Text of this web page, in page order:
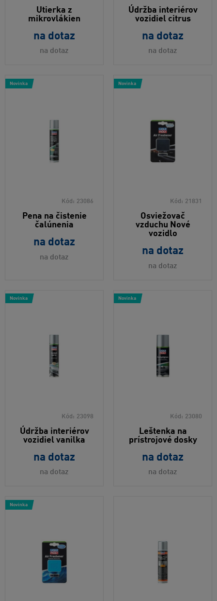
Utierka z
mikrovlákien
na dotaz
na dotaz
Údržba interiérov
vozidiel citrus
na dotaz
na dotaz
Kód: 23086
Pena na čistenie
čalúnenia
na dotaz
na dotaz
Novinka
Kód: 21831
Osviežovač
vzduchu Nové
vozidlo
na dotaz
na dotaz
Novinka
Kód: 23098
Údržba interiérov
vozidiel vanilka
na dotaz
na dotaz
Novinka
Kód: 23080
Leštenka na
prístrojové dosky
na dotaz
na dotaz
Novinka
Novinka